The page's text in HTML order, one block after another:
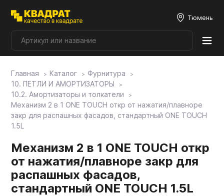
Тюмень
Плитные материалы
Фурнитура
Мой ЭГГЕР
Главная Каталог
Фурнитура
10. ПЕТЛИ И АМОРТИЗАТОРЫ
10.2. Амортизаторы и толкатели
Механизм 2 в 1 ONE TOUCH откр от нажатия/плавноре
закр для распашных фасадов, стандартный ONE TOUCH
1.5L
Механизм 2 в 1 ONE TOUCH откр
от нажатия/плавноре закр для
распашных фасадов,
стандартный ONE TOUCH 1.5L